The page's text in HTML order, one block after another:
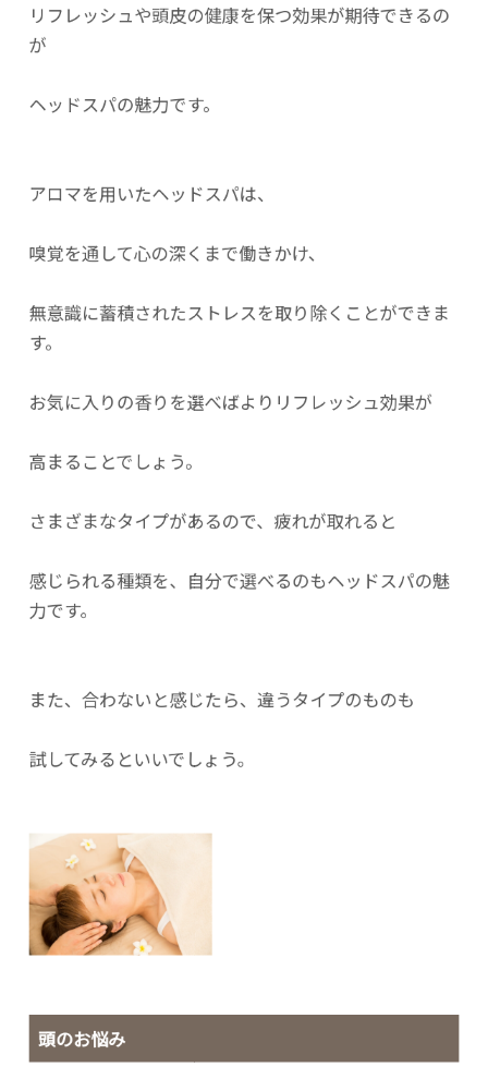
リフレッシュや頭皮の健康を保つ効果が期待できるの
が
ヘッドスパの魅力です。
アロマを用いたヘッドスパは、
嗅覚を通して心の深くまで働きかけ、
無意識に蓄積されたストレスを取り除くことができま
す。
お気に入りの香りを選べばよりリフレッシュ効果が
高まることでしょう。
さまざまなタイプがあるので、疲れが取れると
感じられる種類を、自分で選べるのもヘッドスパの魅
力です。
また、合わないと感じたら、違うタイプのものも
試してみるといいでしょう。
頭のお悩み